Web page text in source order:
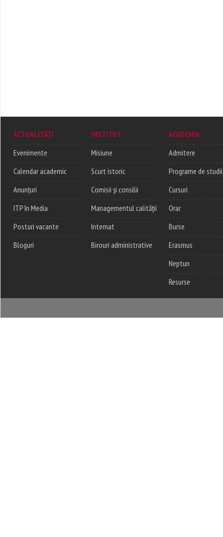
ACTUALITĂȚI
Evenimente
Calendar academic
Anunțuri
ITP în Media
Posturi vacante
Bloguri
INSTITUT
Misiune
Scurt istoric
Comisii și consilii
Managementul calității
Internat
Birouri administrative
ACADEMIA
Admitere
Programe de studii
Cursuri
Orar
Burse
Erasmus
Neptun
Resurse